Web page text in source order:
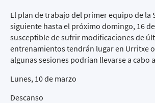
El plan de trabajo del primer equipo de la
siguiente hasta el próximo domingo, 16
susceptible de sufrir modificaciones de
entrenamientos tendrán lugar en Urritxe
algunas sesiones podrían llevarse a cabo
Lunes, 10 de marzo
Descanso